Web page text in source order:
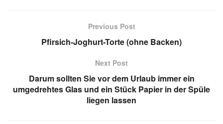
Previous Post
Pfirsich-Joghurt-Torte (ohne Backen)
Next Post
Darum sollten Sie vor dem Urlaub immer ein
umgedrehtes Glas und ein Stück Papier in der Spüle
liegen lassen